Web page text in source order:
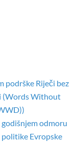
podrške Riječi bez
(Words Without
odmoru
Evropske